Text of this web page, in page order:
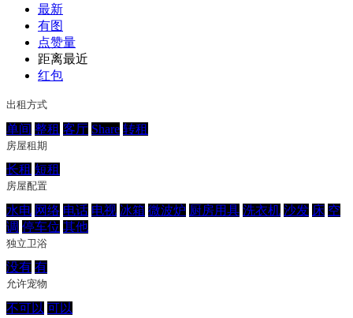
最新
有图
点赞量
距离最近
红包
出租方式
单间 整租 客厅 Share 转租
房屋租期
长租 短租
房屋配置
水电 网络 电话 电视 冰箱 微波炉 厨房用具 洗衣机 沙发 床 空
调 停车位 其他
独立卫浴
没有 有
允许宠物
不可以 可以